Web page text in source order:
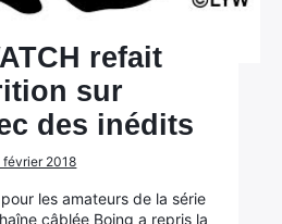
refait
sur
des inédits
février 2018
les amateurs de la série
câblée Boing a repris la